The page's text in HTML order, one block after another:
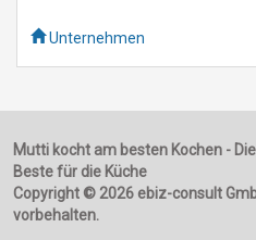
Unternehmen
Mutti kocht am besten Kochen -
Beste für die Küche
Copyright © 2026 ebiz-consult
vorbehalten.